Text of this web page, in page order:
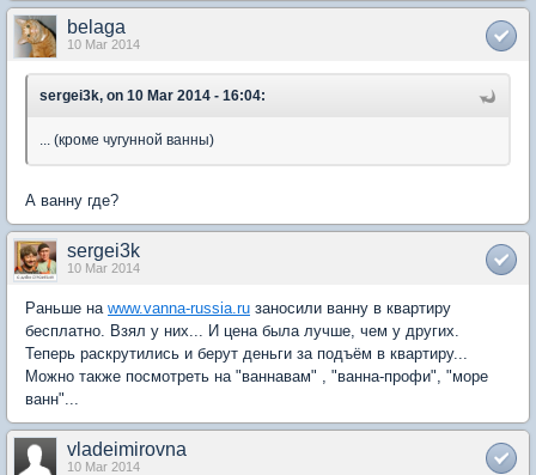
belaga
10 Mar 2014
sergei3k, on 10 Mar 2014 - 16:04:
... (кроме чугунной ванны)
А ванну где?
sergei3k
10 Mar 2014
Раньше на www.vanna-russia.ru заносили ванну в квартиру
бесплатно. Взял у них... И цена была лучше, чем у других.
Теперь раскрутились и берут деньги за подъём в квартиру...
Можно также посмотреть на "ваннавам" , "ванна-профи", "море
ванн"...
vladeimirovna
10 Mar 2014